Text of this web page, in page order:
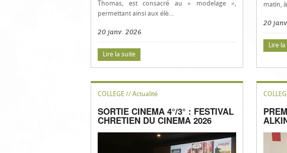
Thomas, est consacré au « modelage »,
permettant ainsi aux élè…
20 janv. 2026
Lire la suite
matin,
20
Lire
COLLEGE // Actualité
SORTIE CINEMA 4°/3° : FESTIVAL
CHRETIEN DU CINEMA 2026